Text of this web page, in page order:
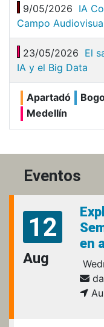
9/05/2026 IA
Campo
23/05/2026 El
IA y el Big Data
Apartadó
Medellín
Eventos
12
Aug
en